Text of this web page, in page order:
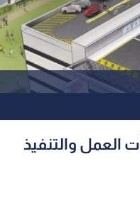
العمل والتنفيذ